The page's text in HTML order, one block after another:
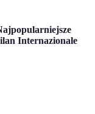
Internazionale